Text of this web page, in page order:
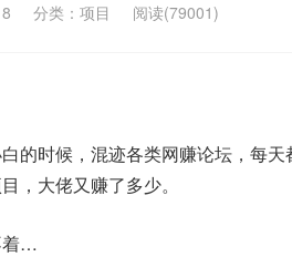
分类： 项目 阅读(79001)
的时候，混迹各类网赚论坛，每
，大佬又赚了多少。
着…